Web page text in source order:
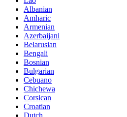
Albanian
Amharic
Armenian
Azerbaijani
Belarusian
Bengali
Bosnian
Bulgarian
Cebuano
Chichewa
Corsican
Croatian